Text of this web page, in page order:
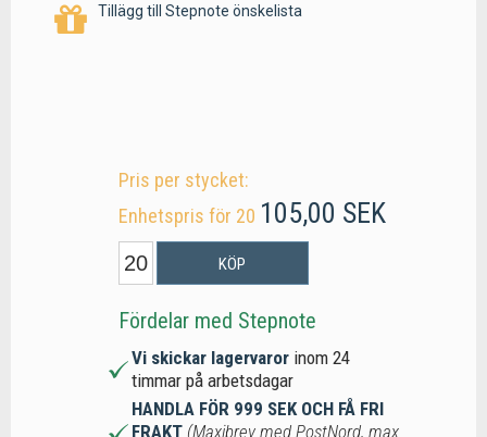
Tillägg till Stepnote önskelista
Pris per stycket:
Enhetspris för 20 105,00 SEK
KÖP
Fördelar med Stepnote
Vi skickar lagervaror inom 24
timmar på arbetsdagar
HANDLA FÖR 999 SEK OCH FÅ FRI
FRAKT (Maxibrev med PostNord, max